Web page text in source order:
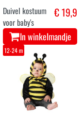
Duivel kostuum
voor baby's
€ 19,9
In winkelmandje
12-24 m